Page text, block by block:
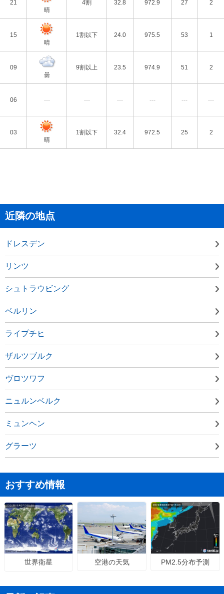
21
晴
4割 32.8 972.9 27 2
15
晴
1割以下 24.0 975.5 53 1
09
曇
9割以上 23.5 974.9 51 2
06 --- --- --- --- --- ---
03
晴
1割以下 32.4 972.5 25 2
近隣の地点
ドレスデン
リンツ
シュトラウビング
ベルリン
ライプチヒ
ザルツブルク
ヴロツワフ
ニュルンベルク
ミュンヘン
グラーツ
おすすめ情報
世界衛星 空港の天気 PM2.5分布予測